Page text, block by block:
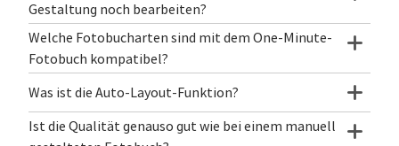
Gestaltung noch bearbeiten?
Welche Fotobucharten sind mit dem One-Minute-
Fotobuch kompatibel?
Was ist die Auto-Layout-Funktion?
Ist die Qualität genauso gut wie bei einem manuell